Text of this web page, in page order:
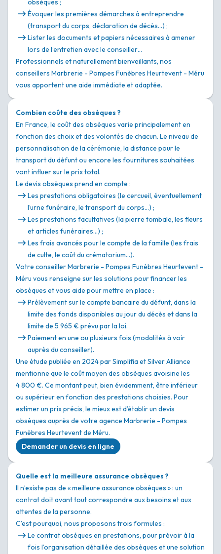
obsèques ;
Évoquer les premières démarches à entreprendre
(transport du corps, déclaration de décès…) ;
Lister les documents et papiers nécessaires à amener
lors de l’entretien avec le conseiller…
Professionnels et naturellement bienveillants, nos
conseillers Marbrerie - Pompes Funèbres Heurtevent - Méru
vous apportent une aide immédiate et adaptée.
Combien coûte des obsèques ?
En France, le coût des obsèques varie principalement en
fonction des choix et des volontés de chacun. Le niveau de
personnalisation de la cérémonie, la distance pour le
transport du défunt ou encore les fournitures souhaitées
vont influer sur le prix total.
Le devis obsèques prend en compte :
Les prestations obligatoires (le cercueil, éventuellement
l’urne funéraire, le transport du corps…) ;
Les prestations facultatives (la pierre tombale, les fleurs
et articles funéraires…) ;
Les frais avancés pour le compte de la famille (les frais
de culte, le coût du crématorium…).
Votre conseiller Marbrerie - Pompes Funèbres Heurtevent -
Méru vous renseigne sur les solutions pour financer les
obsèques et vous aide pour mettre en place :
Prélèvement sur le compte bancaire du défunt, dans la
limite des fonds disponibles au jour du décès et dans la
limite de 5 965 € prévu par la loi.
Paiement en une ou plusieurs fois (modalités à voir
auprès du conseiller).
Une étude publiée en 2024 par Simplifia et Silver Alliance
mentionne que le coût moyen des obsèques avoisine les
4 800 €. Ce montant peut, bien évidemment, être inférieur
ou supérieur en fonction des prestations choisies. Pour
estimer un prix précis, le mieux est d’établir un devis
obsèques auprès de votre agence Marbrerie - Pompes
Funèbres Heurtevent de Méru.
Demander un devis en ligne
Quelle est la meilleure assurance obsèques ?
Il n’existe pas de « meilleure assurance obsèques » : un
contrat doit avant tout correspondre aux besoins et aux
attentes de la personne.
C’est pourquoi, nous proposons trois formules :
Le contrat obsèques en prestations, pour prévoir à la
fois l’organisation détaillée des obsèques et une solution